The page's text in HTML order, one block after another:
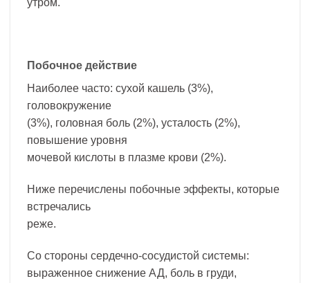
Побочное действие
Наиболее часто: сухой кашель (3%),
головокружение
(3%), головная боль (2%), усталость (2%),
повышение уровня
мочевой кислоты в плазме крови (2%).
Ниже перечислены побочные эффекты, которые
встречались
реже.
Со стороны сердечно-сосудистой системы:
выраженное снижение АД, боль в груди,